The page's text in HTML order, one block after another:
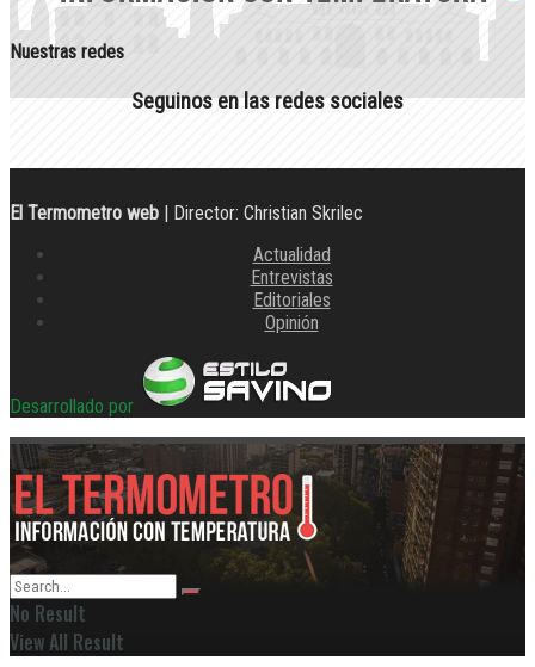
Nuestras redes
Seguinos en las redes sociales
El Termometro web | Director: Christian Skrilec
Actualidad
Entrevistas
Editoriales
Opinión
Desarrollado por
No Result
View All Result